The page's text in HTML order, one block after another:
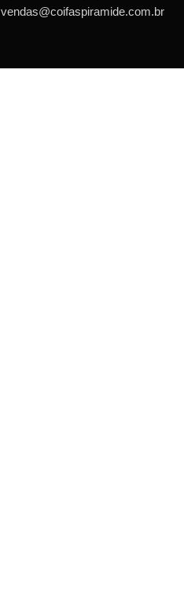
vendas@coifaspiramide.com.br